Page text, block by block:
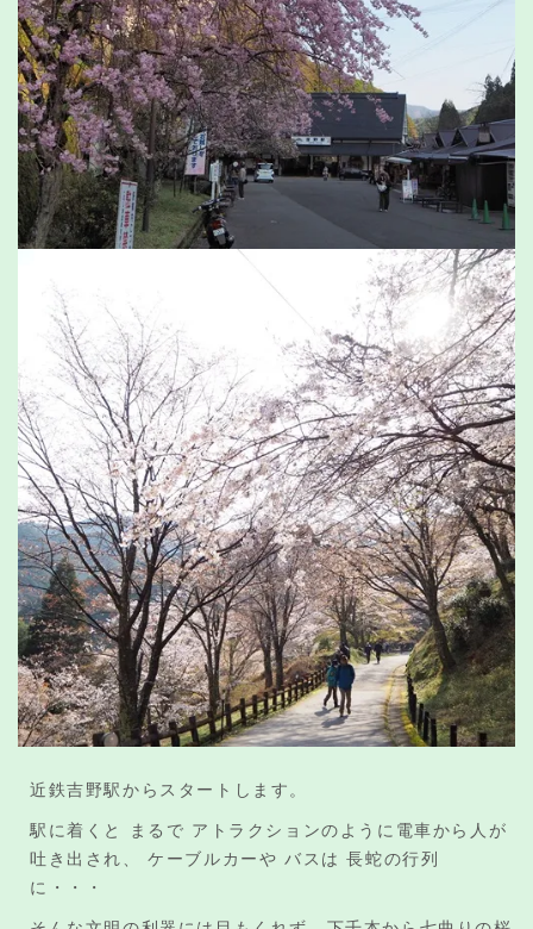
近鉄吉野駅からスタートします。
駅に着くと まるで アトラクションのように電車から人が
吐き出され、 ケーブルカーや バスは 長蛇の行列
に・・・